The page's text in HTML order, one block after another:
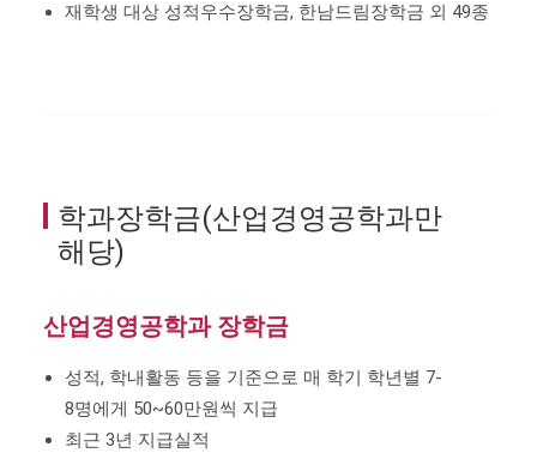
재학생 대상 성적우수장학금, 한남드림장학금 외 49종
학과장학금(산업경영공학과만
해당)
산업경영공학과 장학금
성적, 학내활동 등을 기준으로 매 학기 학년별 7-
8명에게 50~60만원씩 지급
최근 3년 지급실적